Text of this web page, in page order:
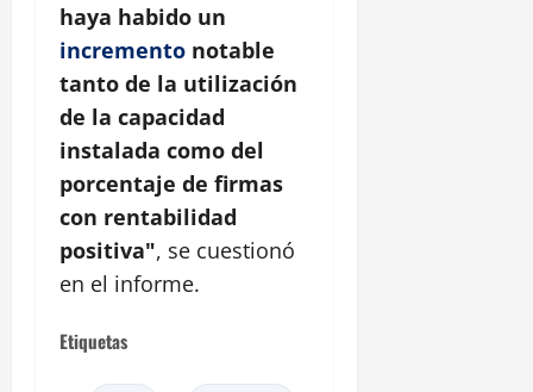
haya habido un
incremento notable
tanto de la utilización
de la capacidad
instalada como del
porcentaje de firmas
con rentabilidad
positiva", se cuestionó
en el informe.
Etiquetas